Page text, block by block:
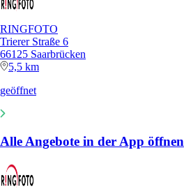
RINGFOTO
Trierer Straße 6
66125 Saarbrücken
5,5 km
geöffnet
Alle Angebote in der App öffnen